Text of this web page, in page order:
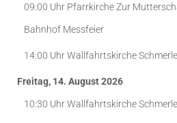
09:00 Uhr Pfarrkirche Zur
Bahnhof Messfeier
14:00 UhrWallfahrtskirche
Freitag, 14. August 2026
10:30 UhrWallfahrtskirche